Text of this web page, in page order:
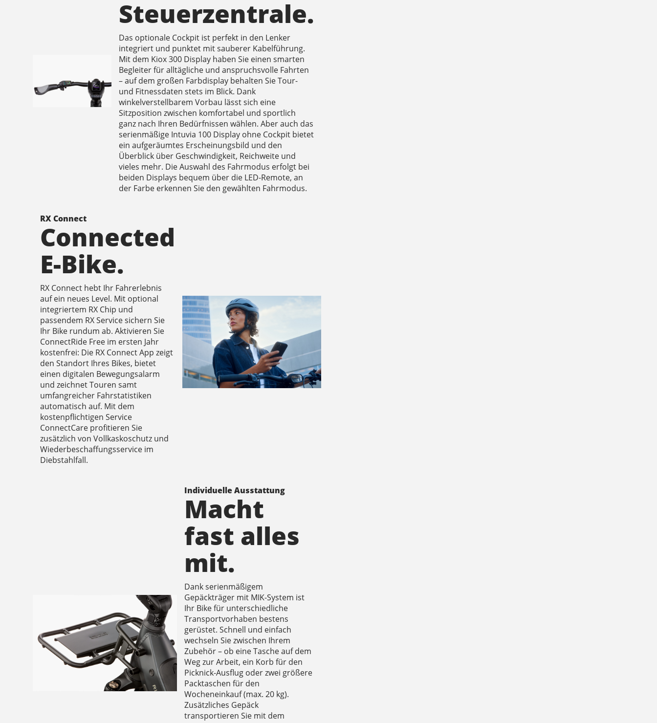
Steuerzentrale.
Das optionale Cockpit ist perfekt in den Lenker
integriert und punktet mit sauberer Kabelführung.
Mit dem Kiox 300 Display haben Sie einen smarten
Begleiter für alltägliche und anspruchsvolle Fahrten
– auf dem großen Farbdisplay behalten Sie Tour-
und Fitnessdaten stets im Blick. Dank
winkelverstellbarem Vorbau lässt sich eine
Sitzposition zwischen komfortabel und sportlich
ganz nach Ihren Bedürfnissen wählen. Aber auch das
serienmäßige Intuvia 100 Display ohne Cockpit bietet
ein aufgeräumtes Erscheinungsbild und den
Überblick über Geschwindigkeit, Reichweite und
vieles mehr. Die Auswahl des Fahrmodus erfolgt bei
beiden Displays bequem über die LED-Remote, an
der Farbe erkennen Sie den gewählten Fahrmodus.
RX Connect
Connected
E-Bike.
RX Connect hebt Ihr Fahrerlebnis
auf ein neues Level. Mit optional
integriertem RX Chip und
passendem RX Service sichern Sie
Ihr Bike rundum ab. Aktivieren Sie
ConnectRide Free im ersten Jahr
kostenfrei: Die RX Connect App zeigt
den Standort Ihres Bikes, bietet
einen digitalen Bewegungsalarm
und zeichnet Touren samt
umfangreicher Fahrstatistiken
automatisch auf. Mit dem
kostenpflichtigen Service
ConnectCare profitieren Sie
zusätzlich von Vollkaskoschutz und
Wiederbeschaffungsservice im
Diebstahlfall.
Individuelle Ausstattung
Macht
fast alles
mit.
Dank serienmäßigem
Gepäckträger mit MIK-System ist
Ihr Bike für unterschiedliche
Transportvorhaben bestens
gerüstet. Schnell und einfach
wechseln Sie zwischen Ihrem
Zubehör – ob eine Tasche auf dem
Weg zur Arbeit, ein Korb für den
Picknick-Ausflug oder zwei größere
Packtaschen für den
Wocheneinkauf (max. 20 kg).
Zusätzliches Gepäck
transportieren Sie mit dem